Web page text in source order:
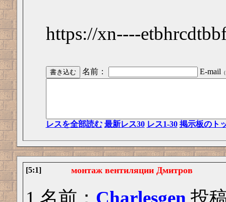
https://xn----
名前： E-mail
レスを全部読む 最新レス30 レス1-30 掲示板のト
[5:1] монтаж вентиляции Дмитров
1 名前： Charlesgen 投